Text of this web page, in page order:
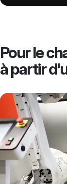
Pour le
à partir